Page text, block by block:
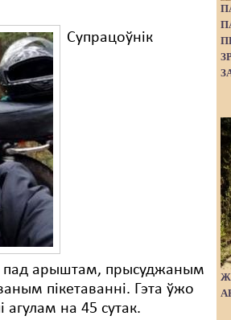
Супрацоўнік
пад арыштам, прысуджаным
пікетаванні. Гэта ўжо
агулам на 45 сутак.